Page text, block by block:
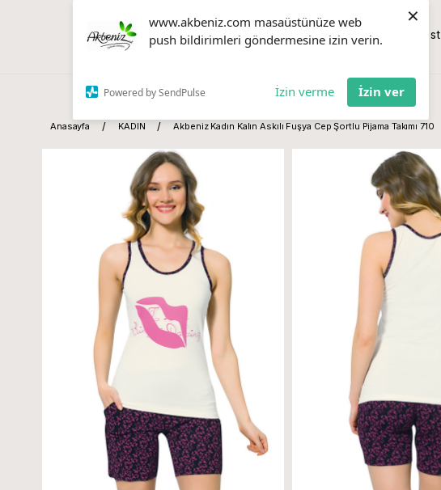
www.akbeniz.com masaüstünüze web
push bildirimleri göndermesine izin verin.
Powered by SendPulse İzin verme İzin ver
×
Üst
Anasayfa KADIN Akbeniz Kadın Kalın Askılı Fuşya Cep Şortlu Pijama Takımı 710